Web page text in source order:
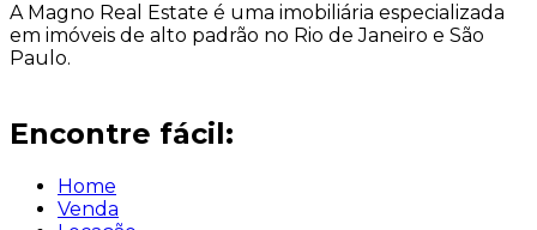
A Magno Real Estate é uma imobiliária especializada
em imóveis de alto padrão no Rio de Janeiro e São
Paulo.
Encontre fácil:
Home
Venda